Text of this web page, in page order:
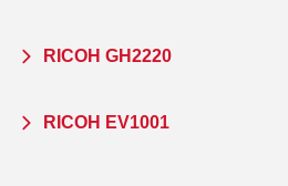
RICOH GH2220
RICOH EV1001